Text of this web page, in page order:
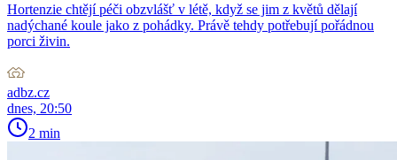
Hortenzie chtějí péči obzvlášť v létě, když se jim z květů dělají
nadýchané koule jako z pohádky. Právě tehdy potřebují pořádnou
porci živin.
adbz.cz
dnes, 20:50
2 min